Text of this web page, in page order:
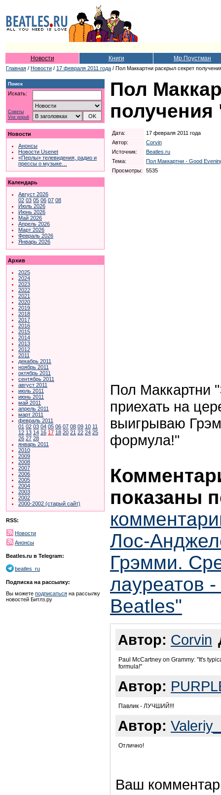
Новости Книги Мр.Поустман
Главная / Новости / 17 февраля 2011 года / Пол Маккартни раскрыл секрет
Поиск
Искать:
Советы
Vox populi
Новости
Анонсы
Новости Usenet
«Перлы» телевидения, радио и
прессы о музыке…
Календарь
Август 2026
02 03 05 06 07 08
Июль 2026
Июнь 2026
Май 2026
Апрель 2026
Март 2026
Февраль 2026
Январь 2026
Архив
2025
2024
2023
2022
2021
2020
2019
2018
2017
2016
2015
2014
2013
2012
2011
декабрь 2011
ноябрь 2011
октябрь 2011
сентябрь 2011
август 2011
июль 2011
июнь 2011
май 2011
апрель 2011
март 2011
февраль 2011
01 02 03 04 05 06 07 08 09 10 11
12 13 14 16 17 18 20 21 22 24 25
26 27 28
январь 2011
2010
2009
2008
2007
2006
2005
2004
2003
2002
2000-2002 (старый сайт)
RSS:
Новости
Анонсы
Beatles.ru в Telegram:
beatles_ru
Подписка на рассылку:
Вы можете подписаться на рассылку
новостей Битлз.ру
Пол
Дата:
17 февраля 2011 года
Автор:
Corvin
Источник:
Beatles.ru
Тема:
Пол Маккартни - Good
Просмотры:
5535
Пол Маккартни
приехать на
выигрываю
формула!"
показаны
Лос-
Грэмми.
лауреатов
Beatles"
Автор: Corvin
Paul McCartney on Grammy: "It's
formula!"
Автор:
Павлик - ЛУЧШИЙ!!!
Автор:
Отлично!
Ваш